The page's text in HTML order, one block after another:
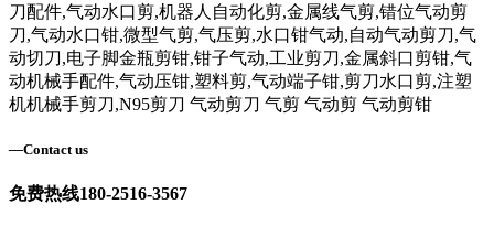
刀配件,气动水口剪,机器人自动化剪,金属线气剪,错位气动剪
刀,气动水口钳,微型气剪,气压剪,水口钳气动,自动气动剪刀,气
动切刀,电子脚金瓶剪钳,钳子气动,工业剪刀,金属斜口剪钳,气
动机械手配件,气动压钳,塑料剪,气动端子钳,剪刀水口剪,注塑
机机械手剪刀,N95剪刀 气动剪刀 气剪 气动剪 气动剪钳
—Contact us
免费热线180-2516-3567